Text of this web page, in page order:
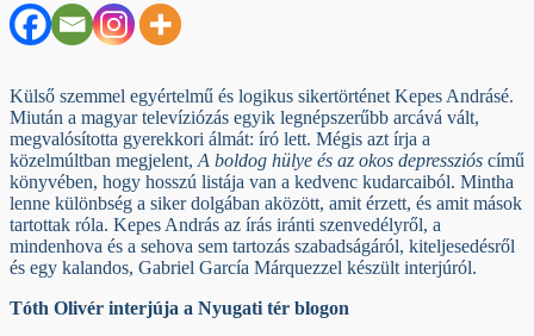
Külső szemmel egyértelmű és logikus sikertörténet Kepes Andrásé.
Miután a magyar televíziózás egyik legnépszerűbb arcává vált,
megvalósította gyerekkori álmát: író lett. Mégis azt írja a
közelmúltban megjelent, A boldog hülye és az okos depressziós című
könyvében, hogy hosszú listája van a kedvenc kudarcaiból. Mintha
lenne különbség a siker dolgában aközött, amit érzett, és amit mások
tartottak róla. Kepes András az írás iránti szenvedélyről, a
mindenhova és a sehova sem tartozás szabadságáról, kiteljesedésről
és egy kalandos, Gabriel García Márquezzel készült interjúról.
Tóth Olivér interjúja a Nyugati tér blogon